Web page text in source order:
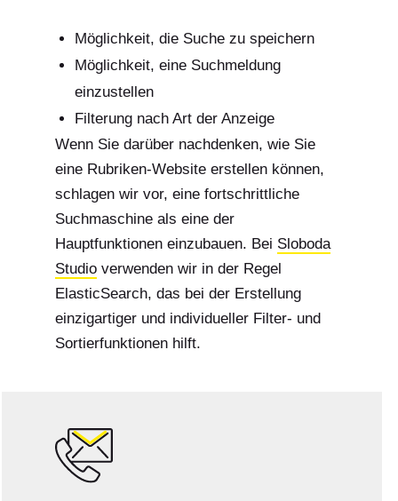
Möglichkeit, die Suche zu speichern
Möglichkeit, eine Suchmeldung
einzustellen
Filterung nach Art der Anzeige
Wenn Sie darüber nachdenken, wie Sie
eine Rubriken-Website erstellen können,
schlagen wir vor, eine fortschrittliche
Suchmaschine als eine der
Hauptfunktionen einzubauen. Bei Sloboda
Studioverwenden wir in der Regel
ElasticSearch, das bei der Erstellung
einzigartiger und individueller Filter- und
Sortierfunktionen hilft.